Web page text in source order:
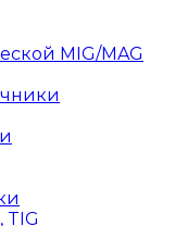
MIG/MAG
TIG